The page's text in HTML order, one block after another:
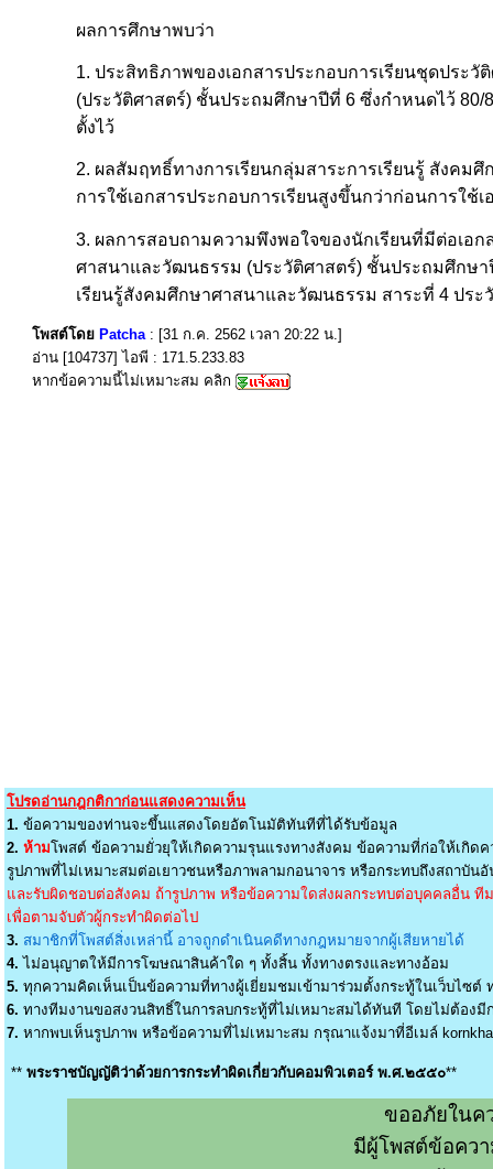
ผลการศึกษาพบว่า
1. ประสิทธิภาพของเอกสารประกอบการเรียนชุดประ
(ประวัติศาสตร์) ชั้นประถมศึกษาปีที่ 6 ซึ่งกำหนดไว้ 80/
ตั้งไว้
2. ผลสัมฤทธิ์ทางการเรียนกลุ่มสาระการเรียนรู้ สังค
การใช้เอกสารประกอบการเรียนสูงขึ้นกว่าก่อนการใ
3. ผลการสอบถามความพึงพอใจของนักเรียนที่มีต่อเอ
ศาสนาและวัฒนธรรม (ประวัติศาสตร์) ชั้นประถมศึกษา
เรียนรู้สังคมศึกษาศาสนาและวัฒนธรรม สาระที่ 4 ปร
โพสต์โดย Patcha : [31 ก.ค. 2562 เวลา 20:22 น.]
อ่าน [104737] ไอพี : 171.5.233.83
หากข้อความนี้ไม่เหมาะสม คลิก
โปรดอ่านกฎกติกาก่อนแสดงความเห็น
1. ข้อความของท่านจะขึ้นแสดงโดยอัตโนมัติทันทีที่ได้รับข้อมูล
2. ห้ามโพสต์ ข้อความยั่วยุให้เกิดความรุนแรงทางสังคม ข้อความที่ก่อให้เกิด
รูปภาพที่ไม่เหมาะสมต่อเยาวชนหรือภาพลามกอนาจาร หรือกระทบถึงสถาบันอั
และรับผิดชอบต่อสังคม ถ้ารูปภาพ หรือข้อความใดส่งผลกระทบต่อบุคคลอื่น ที
เพื่อตามจับตัวผู้กระทำผิดต่อไป
3. สมาชิกที่โพสต์สิ่งเหล่านี้ อาจถูกดำเนินคดีทางกฎหมายจากผู้เสียหายได้
4. ไม่อนุญาตให้มีการโฆษณาสินค้าใด ๆ ทั้งสิ้น ทั้งทางตรงและทางอ้อม
5. ทุกความคิดเห็นเป็นข้อความที่ทางผู้เยี่ยมชมเข้ามาร่วมตั้งกระทู้ในเว็บไซต์
6. ทางทีมงานขอสงวนสิทธิ์ในการลบกระทู้ที่ไม่เหมาะสมได้ทันที โดยไม่ต้อง
7. หากพบเห็นรูปภาพ หรือข้อความที่ไม่เหมาะสม กรุณาแจ้งมาที่อีเมล์
** พระราชบัญญัติว่าด้วยการกระทำผิดเกี่ยวกับคอมพิวเตอร์ พ.ศ.๒๕๕๐**
ขออภัยในค
มีผู้โพสต์ข้อคว